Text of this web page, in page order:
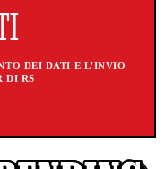
DEI DATI E L'INVIO
DI RS